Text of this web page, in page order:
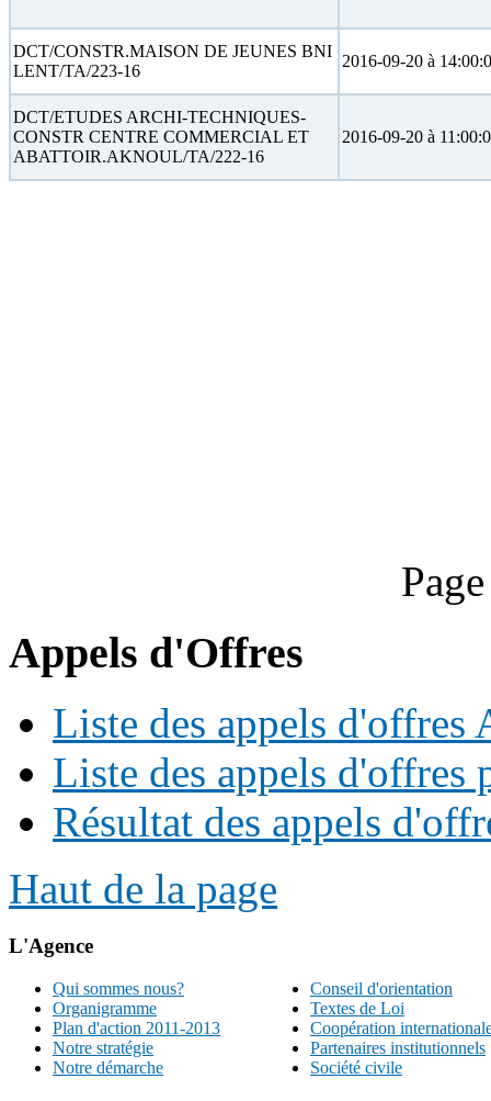
DCT/CONSTR.MAISON DE JEUNES BNI
LENT/TA/223-16
2016-09-20 à
DCT/ETUDES ARCHI-TECHNIQUES-
CONSTR CENTRE COMMERCIAL ET
ABATTOIR.AKNOUL/TA/222-16
2016-09-20 à
Appels d'Offres
Liste des appels d'offres
Liste des appels d'offres
Résultat des appels
Haut de la page
L'Agence
Qui sommes nous?
Organigramme
Plan d'action 2011-2013
Notre stratégie
Notre démarche
Conseil d'orientation
Textes de Loi
Coopération
Partenaires institutionnels
Société civile